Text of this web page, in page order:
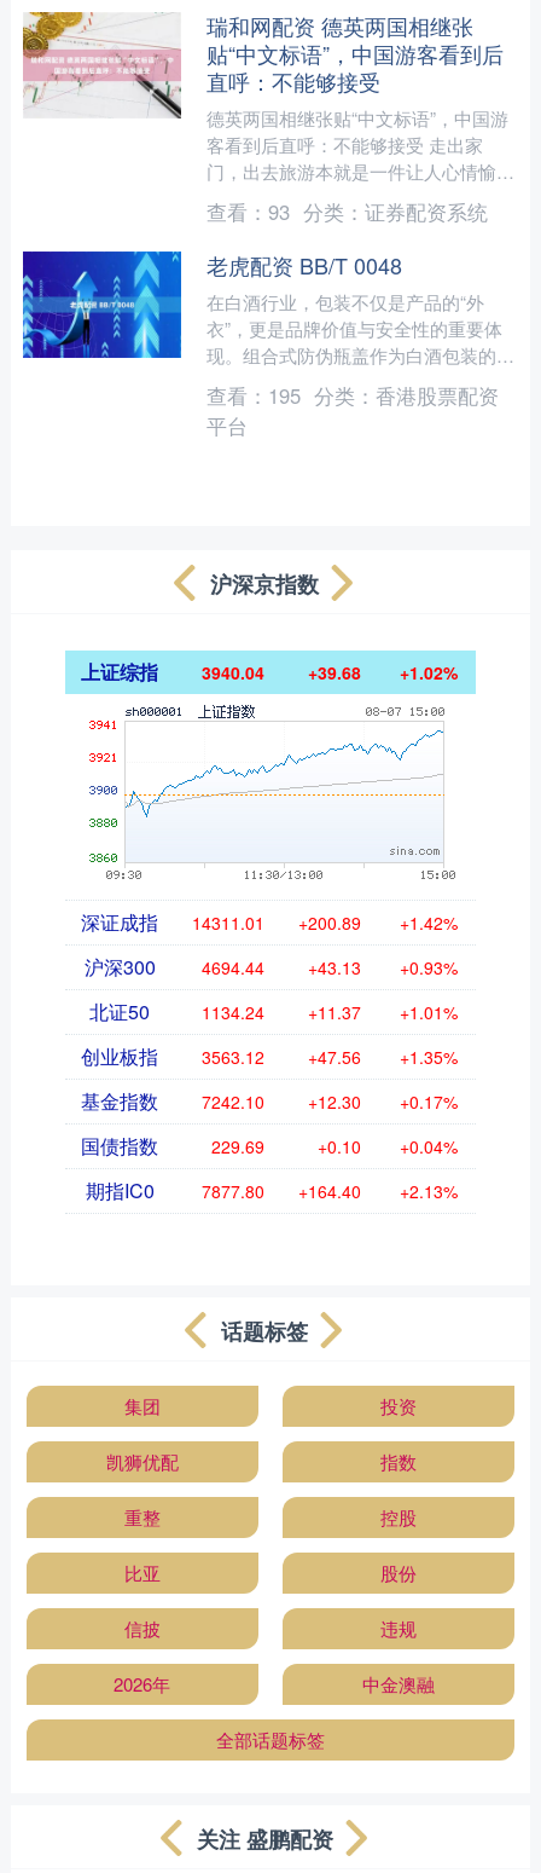
瑞和网配资 德英两国相继张
贴“中文标语”，中国游客看到后
直呼：不能够接受
德英两国相继张贴“中文标语”，中国游
客看到后直呼：不能够接受 走出家
门，出去旅游本就是一件让人心情愉悦
的事情。如果是去异国他乡，感受不一
样的文化和风景，恐怕心情....
查看： 93 分类： 证券配资系统
老虎配资 BB/T 0048
在白酒行业，包装不仅是产品的“外
衣”，更是品牌价值与安全性的重要体
现。组合式防伪瓶盖作为白酒包装的核
心部件，其防伪性能直接关系到产品的
市场信誉与消费者权益。根据....
查看： 195 分类： 香港股票配资
平台
沪深京指数
上证综指 3940.04 +39.68 +1.02%
深证成指 14311.01 +200.89 +1.42%
沪深300 4694.44 +43.13 +0.93%
北证50 1134.24 +11.37 +1.01%
创业板指 3563.12 +47.56 +1.35%
基金指数 7242.10 +12.30 +0.17%
国债指数 229.69 +0.10 +0.04%
期指IC0 7877.80 +164.40 +2.13%
话题标签
集团 投资
凯狮优配 指数
重整 控股
比亚 股份
信披 违规
2026年 中金澳融
全部话题标签
关注 盛鹏配资